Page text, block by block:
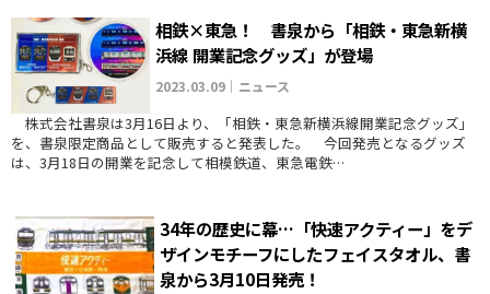
相鉄×東急！ 書泉から「相鉄・東急新横
浜線 開業記念グッズ」が登場
2023.03.09｜ニュース
株式会社書泉は3月16日より、「相鉄・東急新横浜線開業記念グッズ」
を、書泉限定商品として販売すると発表した。 今回発売となるグッズ
は、3月18日の開業を記念して相模鉄道、東急電鉄…
34年の歴史に幕…「快速アクティー」をデ
ザインモチーフにしたフェイスタオル、書
泉から3月10日発売！